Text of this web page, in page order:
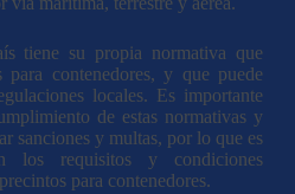
tiene su propia normativa que
contenedores, y que puede
locales. Es importante
de estas normativas y
sanciones y multas, por lo que es
los requisitos y condiciones
para contenedores.